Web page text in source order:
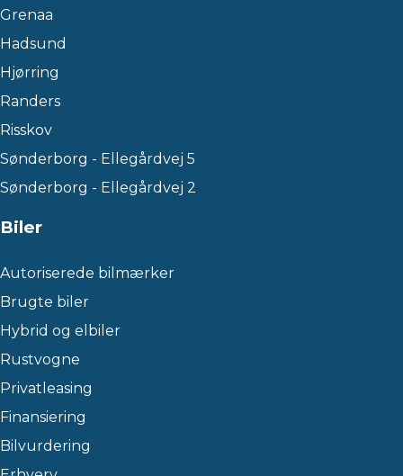
Grenaa
Hadsund
Hjørring
Randers
Risskov
Sønderborg - Ellegårdvej 5
Sønderborg - Ellegårdvej 2
Biler
Autoriserede bilmærker
Brugte biler
Hybrid og elbiler
Rustvogne
Privatleasing
Finansiering
Bilvurdering